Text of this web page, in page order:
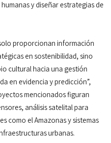
y diseñar estrategias de
proporcionan información
en sostenibilidad, sino
cultural hacia una gestión
en evidencia y predicción”,
mencionados figuran
análisis satelital para
como el Amazonas y sistemas
urbanas.